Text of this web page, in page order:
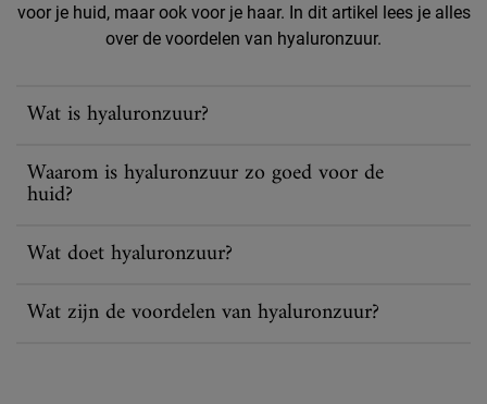
voor je huid, maar ook voor je haar. In dit artikel lees je alles
over de voordelen van hyaluronzuur.
Wat is hyaluronzuur?
Waarom is hyaluronzuur zo goed voor de
huid?
Wat doet hyaluronzuur?
Wat zijn de voordelen van hyaluronzuur?